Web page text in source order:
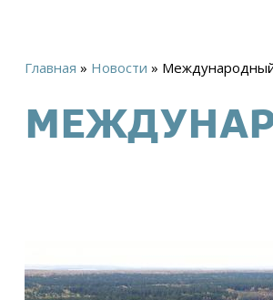
здесь
Главная » Новости »